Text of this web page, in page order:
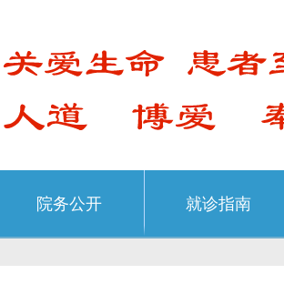
院务公开 就诊指南